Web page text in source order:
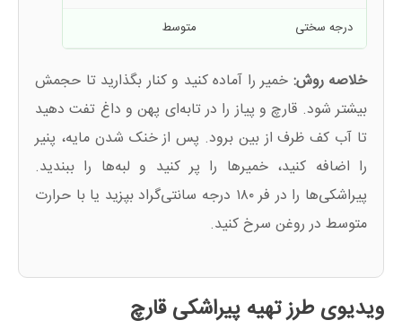
درجه سختی
متوسط
خلاصه روش: خمیر را آماده کنید و کنار بگذارید تا حجمش
بیشتر شود. قارچ و پیاز را در تابه‌ای پهن و داغ تفت دهید
تا آب کف ظرف از بین برود. پس از خنک شدن مایه، پنیر
را اضافه کنید، خمیرها را پر کنید و لبه‌ها را ببندید.
پیراشکی‌ها را در فر ۱۸۰ درجه سانتی‌گراد بپزید یا با حرارت
متوسط در روغن سرخ کنید.
ویدیوی طرز تهیه پیراشکی قارچ